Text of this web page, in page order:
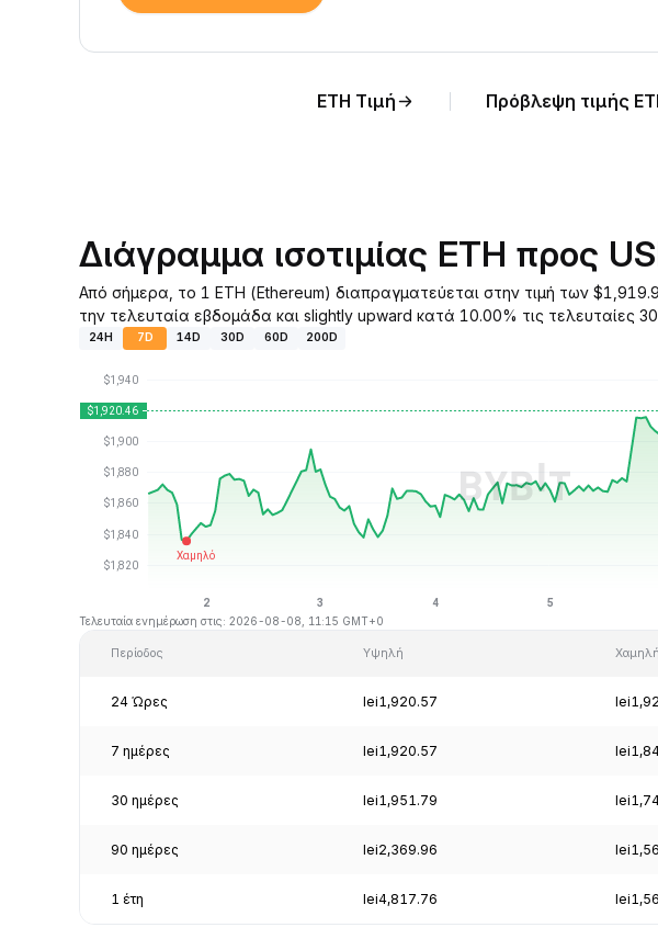
ETH Τιμή Πρόβλεψη τιμής
Διάγραμμα ισοτιμίας ETH προς
Από σήμερα, το 1 ETH (Ethereum) διαπραγματεύεται στην τιμή των
την τελευταία εβδομάδα και slightly upward κατά 10.00% τις τελευταίες
24H 7D 14D 30D 60D 200D
Τελευταία ενημέρωση στις: 2026-08-08, 11:15 GMT+0
Περίοδος Υψηλή Χαμηλή
24 Ώρες lei1,920.57
7 ημέρες lei1,920.57
30 ημέρες lei1,951.79
90 ημέρες lei2,369.96
1 έτη lei4,817.76